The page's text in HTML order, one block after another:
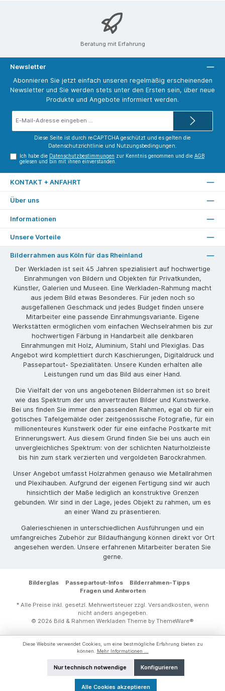
Beratung mit Erfahrung
Newsletter
Abonnieren Sie jetzt einfach unseren regelmäßig erscheinenden
Newsletter und Sie werden stets unter den Ersten sein, über neue
Produkte und Angebote informiert werden.
Diese Seite ist durch reCAPTCHA geschützt und es gelten die
Datenschutzrichtlinie und Nutzungsbedingungen.
Ich habe die Datenschutzbestimmungen zur Kenntnis genommen und dieAGB
gelesen und bin mit ihnen einverstanden.
KONTAKT + ANFAHRT
Über uns
Informationen
Unsere Vorteile
Bilderrahmen aus Köln für das Rheinland
Der Werkladen ist seit 45 Jahren spezialisiert auf hochwertige
Einrahmungen von Bildern und Objekten für Privatkunden,
Künstler, Galerien und Museen. Eine Werkladen-Rahmung macht
aus jedem Bild etwas Besonderes. Für jeden noch so
ausgefallenen Geschmack und jedes Budget finden unsere
Mitarbeiter eine passende Einrahmungsvariante. Eigene
Werkstätten ermöglichen vom einfachen Wechselrahmen bis zur
hochwertigen Färbung in Handarbeit alle denkbaren
Einrahmungen mit Holz, Aluminium, Stahl und Plexiglas. Das
Angebot wird komplettiert durch Kaschierungen, Digitaldruck und
Passepartout- Spezialitäten. Unsere Kunden erhalten alle
Leistungen rund um das Bild aus einer Hand.
Die Vielfalt der von uns angebotenen Bilderrahmen ist so breit
wie das Spektrum der uns anvertrauten Bilder und Kunstwerke.
Bei uns finden Sie immer den passenden Rahmen, egal ob für ein
gotisches Tafelgemälde oder zeitgenössische Fotografie, für ein
millionenteures Kunstwerk oder für eine einfache Postkarte mit
Erinnerungswert. Aus diesem Grund finden Sie bei uns auch ein
unvergleichliches Spektrum: von der schlichten Naturholzleiste
bis hin zum stark verzierten und vergoldeten Barockrahmen.
Unser Angebot umfasst Holzrahmen genauso wie Metallrahmen
und Plexihauben. Aufgrund der eigenen Fertigung sind wir auch
hinsichtlich der Maße lediglich an konstruktive Grenzen
gebunden. Wir sind in der Lage, jedes Objekt zu rahmen, um es
an einer Wand zu präsentieren.
Galerieschienen in unterschiedlichen Ausführungen und ein
umfangreiches Zubehör zur Bildaufhängung können direkt vor Ort
angesehen werden. Unsere erfahrenen Mitarbeiter beraten Sie
gerne.
Bilderglas Passepartout-Infos
Bilderrahmen-Tipps
Fragen und Antworten
* Alle Preise inkl. gesetzl. Mehrwertsteuer zzgl. Versandkosten, wenn
nicht anders angegeben.
© 2026 Bild & Rahmen Werkladen Theme by ThemeWare®
Diese Website verwendet Cookies, um eine bestmögliche Erfahrung bieten zu
können.
Mehr Informationen ...
Nur technisch notwendige Konfigurieren
Alle Cookies akzeptieren